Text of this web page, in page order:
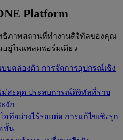
Platform
ธิภาพสถานที่ทำงานดิจิทัลของคุณ
อยู่ในแพลตฟอร์มเดียว
บคล่องตัว การจัดการอุปกรณ์เชิง
สะดุด ประสบการณ์ดิจิทัลที่ราบ
งัก
อทีอย่างไร้รอยต่อ การแก้ไขเชิงรุก
ชั้น